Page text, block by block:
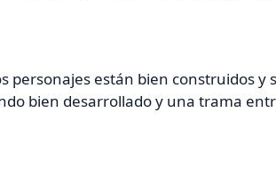
personajes están bien construidos y
bien desarrollado y una trama